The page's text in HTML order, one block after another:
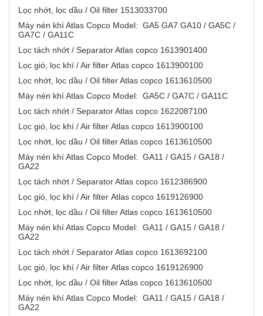
Lọc nhớt, lọc dầu / Oil filter 1513033700
Máy nén khí Atlas Copco Model: GA5 GA7 GA10 / GA5C /
GA7C / GA11C
Lọc tách nhớt / Separator Atlas copco 1613901400
Lọc gió, lọc khí / Air filter Atlas copco 1613900100
Lọc nhớt, lọc dầu / Oil filter Atlas copco 1613610500
Máy nén khí Atlas Copco Model: GA5C / GA7C / GA11C
Lọc tách nhớt / Separator Atlas copco 1622087100
Lọc gió, lọc khí / Air filter Atlas copco 1613900100
Lọc nhớt, lọc dầu / Oil filter Atlas copco 1613610500
Máy nén khí Atlas Copco Model: GA11 / GA15 / GA18 /
GA22
Lọc tách nhớt / Separator Atlas copco 1612386900
Lọc gió, lọc khí / Air filter Atlas copco 1619126900
Lọc nhớt, lọc dầu / Oil filter Atlas copco 1613610500
Máy nén khí Atlas Copco Model: GA11 / GA15 / GA18 /
GA22
Lọc tách nhớt / Separator Atlas copco 1613692100
Lọc gió, lọc khí / Air filter Atlas copco 1619126900
Lọc nhớt, lọc dầu / Oil filter Atlas copco 1613610500
Máy nén khí Atlas Copco Model: GA11 / GA15 / GA18 /
GA22